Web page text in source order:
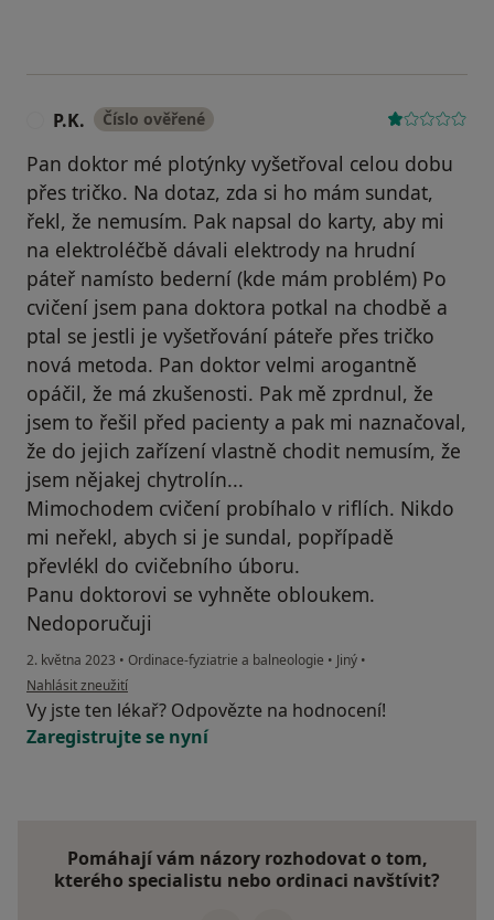
P.K. Číslo ověřené
Pan doktor mé plotýnky vyšetřoval celou dobu
přes tričko. Na dotaz, zda si ho mám sundat,
řekl, že nemusím. Pak napsal do karty, aby mi
na elektroléčbě dávali elektrody na hrudní
páteř namísto bederní (kde mám problém) Po
cvičení jsem pana doktora potkal na chodbě a
ptal se jestli je vyšetřování páteře přes tričko
nová metoda. Pan doktor velmi arogantně
opáčil, že má zkušenosti. Pak mě zprdnul, že
jsem to řešil před pacienty a pak mi naznačoval,
že do jejich zařízení vlastně chodit nemusím, že
jsem nějakej chytrolín...
Mimochodem cvičení probíhalo v riflích. Nikdo
mi neřekl, abych si je sundal, popřípadě
převlékl do cvičebního úboru.
Panu doktorovi se vyhněte obloukem.
Nedoporučuji
2. května 2023 • Ordinace-fyziatrie a balneologie • Jiný •
podle názoru uživatele P.K.
Nahlásit zneužití
Vy jste ten lékař? Odpovězte na hodnocení!
Zaregistrujte se nyní
Pomáhají vám názory rozhodovat o tom,
kterého specialistu nebo ordinaci navštívit?